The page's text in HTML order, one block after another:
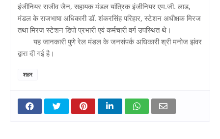
इंजीनियर राजीव जैन, सहायक मंडल यांत्रिक इंजीनियर एम.जी. लाड,
मंडल के राजभाषा अधिकारी डॉ. शंकरसिंह परिहार, स्टेशन अधीक्षक मिरज
तथा मिरज स्टेशन डिपो प्रभारी एवं कर्मचारी वर्ग उपस्थित थे।
यह जानकारी पुणे रेल मंडल के जनसंपर्क अधिकारी श्री मनोज झंवर
द्वारा दी गई है।
शहर